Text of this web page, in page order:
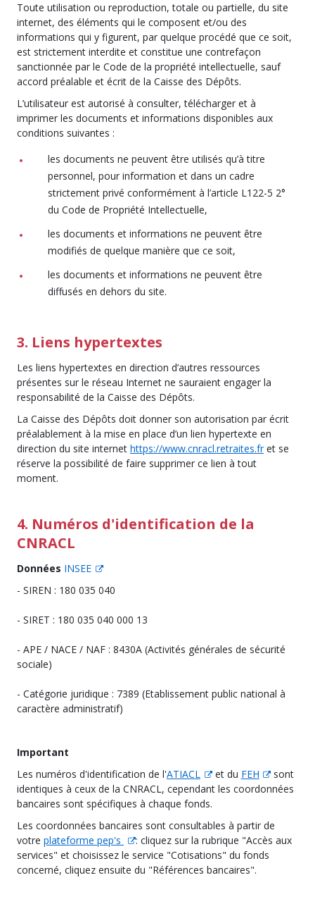
Toute utilisation ou reproduction, totale ou partielle, du site
internet, des éléments qui le composent et/ou des
informations qui y figurent, par quelque procédé que ce soit,
est strictement interdite et constitue une contrefaçon
sanctionnée par le Code de la propriété intellectuelle, sauf
accord préalable et écrit de la Caisse des Dépôts.
L’utilisateur est autorisé à consulter, télécharger et à
imprimer les documents et informations disponibles aux
conditions suivantes :
les documents ne peuvent être utilisés qu’à titre
personnel, pour information et dans un cadre
strictement privé conformément à l’article L122-5 2°
du Code de Propriété Intellectuelle,
les documents et informations ne peuvent être
modifiés de quelque manière que ce soit,
les documents et informations ne peuvent être
diffusés en dehors du site.
3. Liens hypertextes
Les liens hypertextes en direction d’autres ressources
présentes sur le réseau Internet ne sauraient engager la
responsabilité de la Caisse des Dépôts.
La Caisse des Dépôts doit donner son autorisation par écrit
préalablement à la mise en place d’un lien hypertexte en
direction du site internet https://www.cnracl.retraites.fret se
réserve la possibilité de faire supprimer ce lien à tout
moment.
4. Numéros d'identification de la
CNRACL
Données INSEE
- SIREN : 180 035 040
- SIRET : 180 035 040 000 13
- APE / NACE / NAF : 8430A (Activités générales de sécurité
sociale)
- Catégorie juridique : 7389 (Etablissement public national à
caractère administratif)
Important
Les numéros d'identification de l'ATIACL et du FEH
sont
identiques à ceux de la CNRACL, cependant les coordonnées
bancaires sont spécifiques à chaque fonds.
Les coordonnées bancaires sont consultables à partir de
votre plateforme pep's
: cliquez sur la rubrique "Accès aux
services" et choisissez le service "Cotisations" du fonds
concerné, cliquez ensuite du "Références bancaires".